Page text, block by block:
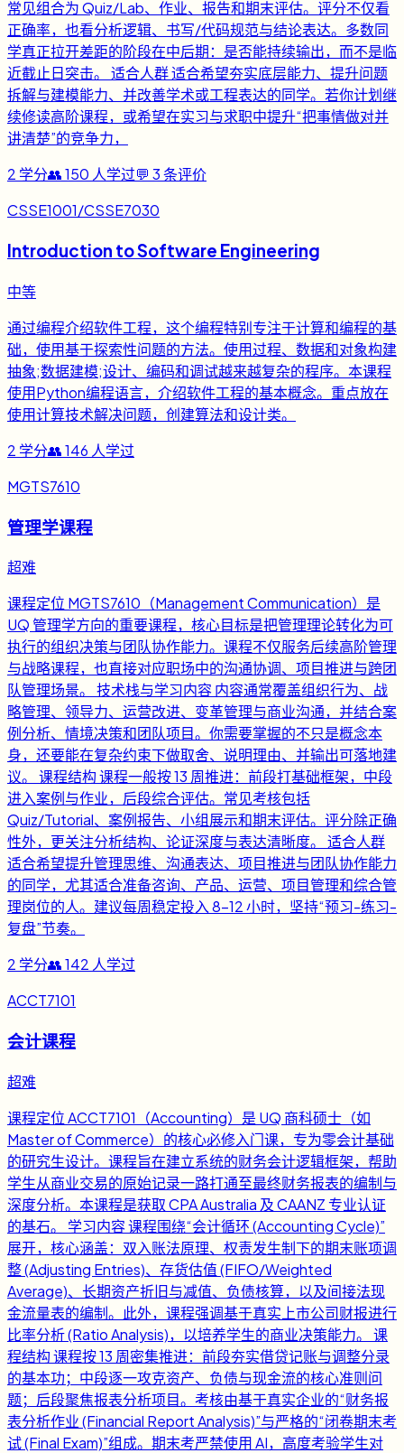
常见组合为 Quiz/Lab、作业、报告和期末评估。评分不仅看
正确率，也看分析逻辑、书写/代码规范与结论表达。多数同
学真正拉开差距的阶段在中后期：是否能持续输出，而不是临
近截止日突击。 适合人群 适合希望夯实底层能力、提升问题
拆解与建模能力、并改善学术或工程表达的同学。若你计划继
续修读高阶课程，或希望在实习与求职中提升“把事情做对并
讲清楚”的竞争力，
2 学分👥150 人学过💬 3条评价
CSSE1001/CSSE7030
Introduction to Software Engineering
中等
通过编程介绍软件工程，这个编程特别专注于计算和编程的基
础，使用基于探索性问题的方法。使用过程、数据和对象构建
抽象;数据建模;设计、编码和调试越来越复杂的程序。本课程
使用Python编程语言，介绍软件工程的基本概念。重点放在
使用计算技术解决问题，创建算法和设计类。
2 学分👥146 人学过
MGTS7610
管理学课程
超难
课程定位 MGTS7610（Management Communication）是
UQ 管理学方向的重要课程，核心目标是把管理理论转化为可
执行的组织决策与团队协作能力。课程不仅服务后续高阶管理
与战略课程，也直接对应职场中的沟通协调、项目推进与跨团
队管理场景。 技术栈与学习内容 内容通常覆盖组织行为、战
略管理、领导力、运营改进、变革管理与商业沟通，并结合案
例分析、情境决策和团队项目。你需要掌握的不只是概念本
身，还要能在复杂约束下做取舍、说明理由、并输出可落地建
议。 课程结构 课程一般按 13 周推进：前段打基础框架，中段
进入案例与作业，后段综合评估。常见考核包括
Quiz/Tutorial、案例报告、小组展示和期末评估。评分除正确
性外，更关注分析结构、论证深度与表达清晰度。 适合人群
适合希望提升管理思维、沟通表达、项目推进与团队协作能力
的同学，尤其适合准备咨询、产品、运营、项目管理和综合管
理岗位的人。建议每周稳定投入 8-12 小时，坚持“预习-练习-
复盘”节奏。
2 学分👥142 人学过
ACCT7101
会计课程
超难
课程定位 ACCT7101（Accounting）是 UQ 商科硕士（如
Master of Commerce）的核心必修入门课，专为零会计基础
的研究生设计。课程旨在建立系统的财务会计逻辑框架，帮助
学生从商业交易的原始记录一路打通至最终财务报表的编制与
深度分析。本课程是获取 CPA Australia 及 CAANZ 专业认证
的基石。 学习内容 课程围绕“会计循环 (Accounting Cycle)”
展开，核心涵盖：双入账法原理、权责发生制下的期末账项调
整 (Adjusting Entries)、存货估值 (FIFO/Weighted
Average)、长期资产折旧与减值、负债核算，以及间接法现
金流量表的编制。此外，课程强调基于真实上市公司财报进行
比率分析 (Ratio Analysis)，以培养学生的商业决策能力。 课
程结构 课程按 13 周密集推进：前段夯实借贷记账与调整分录
的基本功；中段逐一攻克资产、负债与现金流的核心准则问
题；后段聚焦报表分析项目。考核由基于真实企业的“财务报
表分析作业 (Financial Report Analysis)”与严格的“闭卷期末考
试 (Final Exam)”组成。期末考严禁使用 AI，高度考验学生对